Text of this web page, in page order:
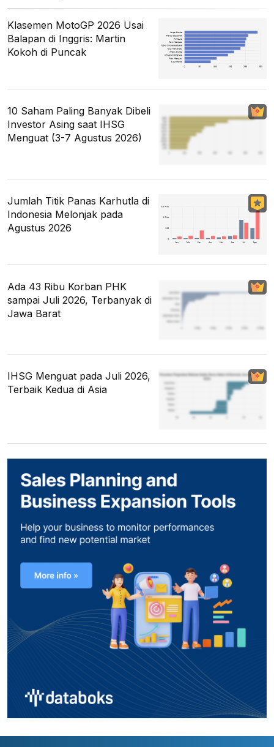
Klasemen MotoGP 2026 Usai
Balapan di Inggris: Martin
Kokoh di Puncak
10 Saham Paling Banyak Dibeli
Investor Asing saat IHSG
Menguat (3-7 Agustus 2026)
Jumlah Titik Panas Karhutla di
Indonesia Melonjak pada
Agustus 2026
Ada 43 Ribu Korban PHK
sampai Juli 2026, Terbanyak di
Jawa Barat
IHSG Menguat pada Juli 2026,
Terbaik Kedua di Asia